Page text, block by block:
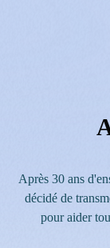
Après 30 ans
décidé de
pour aider